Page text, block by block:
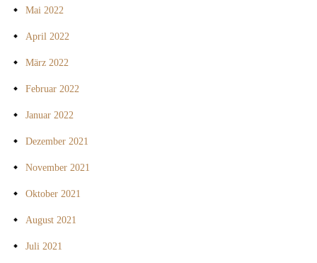
Mai 2022
April 2022
März 2022
Februar 2022
Januar 2022
Dezember 2021
November 2021
Oktober 2021
August 2021
Juli 2021